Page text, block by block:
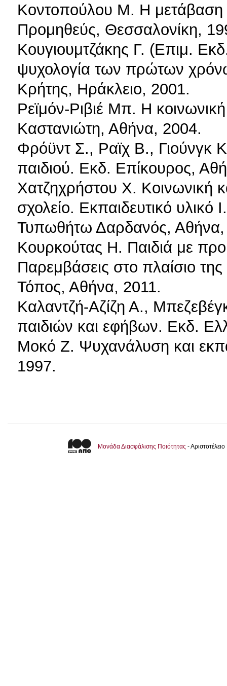
Κοντοπούλου Μ. Η μετάβαση
Προμηθεύς, Θεσσαλονίκη,
Κουγιουμτζάκης Γ. (Επιμ.
ψυχολογία των πρώτων
Κρήτης, Ηράκλειο, 2001.
Ρεϊμόν-Ριβιέ Μπ. Η
Καστανιώτη, Αθήνα, 2004.
Φρόϋντ Σ., Ραϊχ Β., Γιούνγκ
παιδιού. Εκδ. Επίκουρος,
Χατζηχρήστου Χ. Κοινωνική
σχολείο. Εκπαιδευτικό
Τυπωθήτω Δαρδανός, Αθήνα,
Κουρκούτας Η. Παιδιά με
Παρεμβάσεις στο πλαίσιο
Τόπος, Αθήνα, 2011.
Καλαντζή-Αζίζη Α.,
παιδιών και εφήβων. Εκδ.
Μοκό Ζ. Ψυχανάλυση και
1997.
Μονάδα Διασφάλισης Ποιότητας -